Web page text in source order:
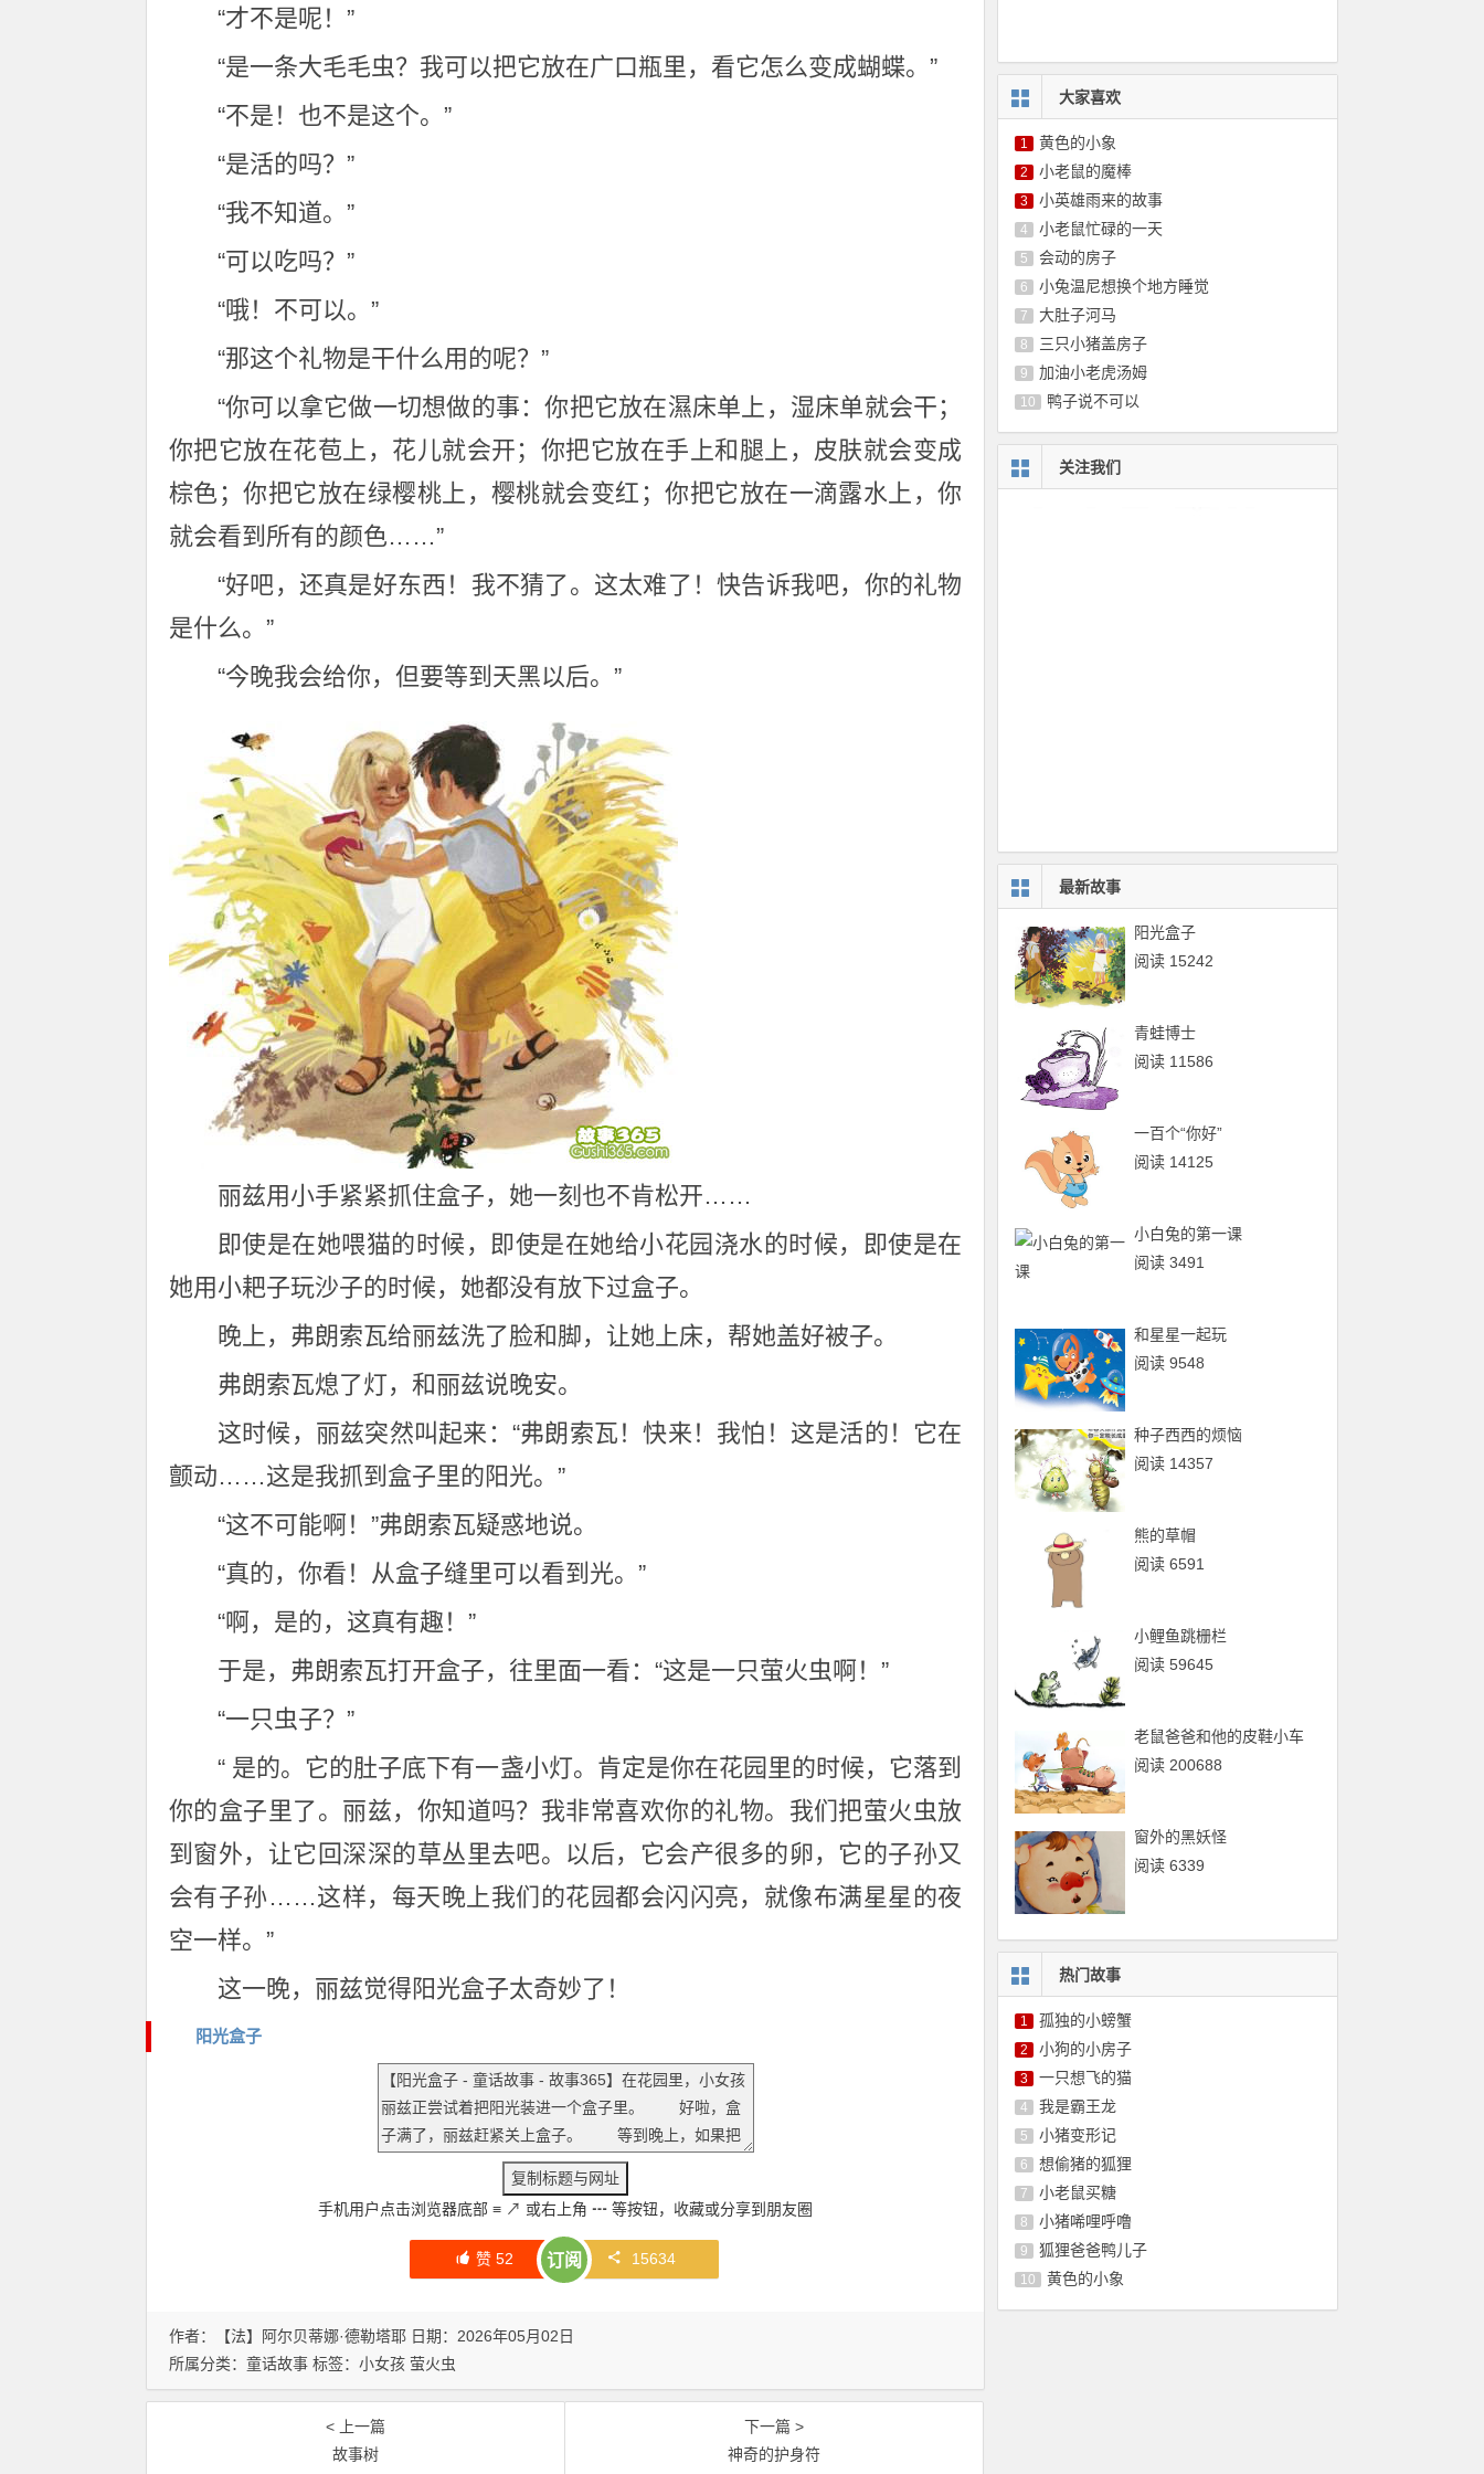
“才不是呢！”
“是一条大毛毛虫？我可以把它放在广口瓶里，看它怎么变成蝴蝶。”
“不是！也不是这个。”
“是活的吗？”
“我不知道。”
“可以吃吗？”
“哦！不可以。”
“那这个礼物是干什么用的呢？”
“你可以拿它做一切想做的事：你把它放在濕床单上，湿床单就会干；
你把它放在花苞上，花儿就会开；你把它放在手上和腿上，皮肤就会变成
棕色；你把它放在绿樱桃上，樱桃就会变红；你把它放在一滴露水上，你
就会看到所有的颜色……”
“好吧，还真是好东西！我不猜了。这太难了！快告诉我吧，你的礼物
是什么。”
“今晚我会给你，但要等到天黑以后。”
丽兹用小手紧紧抓住盒子，她一刻也不肯松开……
即使是在她喂猫的时候，即使是在她给小花园浇水的时候，即使是在
她用小耙子玩沙子的时候，她都没有放下过盒子。
晚上，弗朗索瓦给丽兹洗了脸和脚，让她上床，帮她盖好被子。
弗朗索瓦熄了灯，和丽兹说晚安。
这时候，丽兹突然叫起来：“弗朗索瓦！快来！我怕！这是活的！它在
颤动……这是我抓到盒子里的阳光。”
“这不可能啊！”弗朗索瓦疑惑地说。
“真的，你看！从盒子缝里可以看到光。”
“啊，是的，这真有趣！”
于是，弗朗索瓦打开盒子，往里面一看：“这是一只萤火虫啊！”
“一只虫子？”
“ 是的。它的肚子底下有一盏小灯。肯定是你在花园里的时候，它落到
你的盒子里了。丽兹，你知道吗？我非常喜欢你的礼物。我们把萤火虫放
到窗外，让它回深深的草丛里去吧。以后，它会产很多的卵，它的子孙又
会有子孙……这样，每天晚上我们的花园都会闪闪亮，就像布满星星的夜
空一样。”
这一晚，丽兹觉得阳光盒子太奇妙了！
阳光盒子
手机用户点击浏览器底部 ≡ ↗ 或右上角 ┅等按钮，收藏或分享到朋友圈
赞 52 订阅 15634
作者：【法】阿尔贝蒂娜·德勒塔耶 日期：2026年05月02日
所属分类： 童话故事 标签： 小女孩 萤火虫
< 上一篇
故事树
下一篇 >
神奇的护身符
大家喜欢
1 黄色的小象
2 小老鼠的魔棒
3 小英雄雨来的故事
4 小老鼠忙碌的一天
5 会动的房子
6 小兔温尼想换个地方睡觉
7 大肚子河马
8 三只小猪盖房子
9 加油小老虎汤姆
10 鸭子说不可以
关注我们
最新故事
阳光盒子
阅读 15242
青蛙博士
阅读 11586
一百个“你好”
阅读 14125
小白兔的第一课
阅读 3491
和星星一起玩
阅读 9548
种子西西的烦恼
阅读 14357
熊的草帽
阅读 6591
小鲤鱼跳栅栏
阅读 59645
老鼠爸爸和他的皮鞋小车
阅读 200688
窗外的黑妖怪
阅读 6339
热门故事
1 孤独的小螃蟹
2 小狗的小房子
3 一只想飞的猫
4 我是霸王龙
5 小猪变形记
6 想偷猪的狐狸
7 小老鼠买糖
8 小猪唏哩呼噜
9 狐狸爸爸鸭儿子
10 黄色的小象